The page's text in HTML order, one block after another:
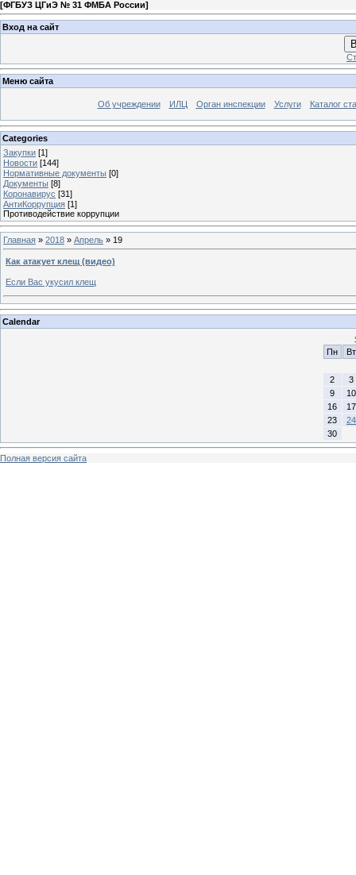
[ФГБУЗ ЦГиЭ № 31 ФМБА России]
Вход на сайт
Меню сайта
Об учреждении ИЛЦ Орган инспекции Услуги Каталог
Categories
Закупки [1]
Новости [144]
Нормативные документы [0]
Документы [8]
Коронавирус [31]
АнтиКоррупция [1]
Противодействие коррупции
Главная » 2018 » Апрель » 19
Как атакует клещ (видео)
Если Вас укусил клещ
Calendar
Пн
Вт
2
3
9
10
16
17
23
24
30
Полная версия сайта